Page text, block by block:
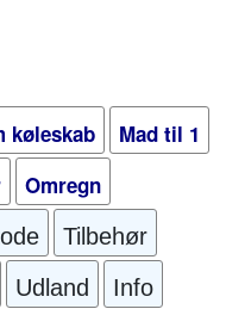
køleskab
Mad til 1
Omregn
Tilbehør
Udland Info